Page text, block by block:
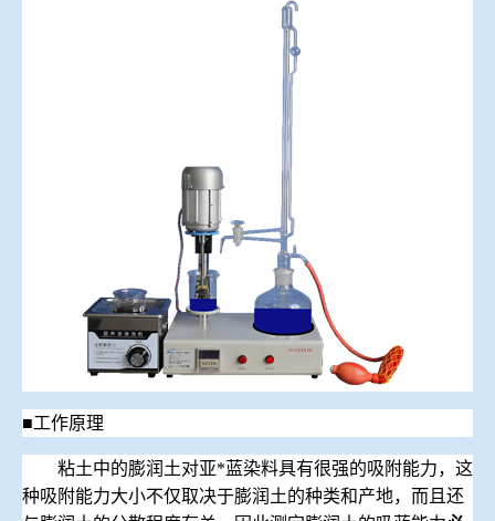
■工作原理
粘土中的膨润土对亚*蓝染料具有很强的吸附能力，这
种吸附能力大小不仅取决于膨润土的种类和产地，而且还